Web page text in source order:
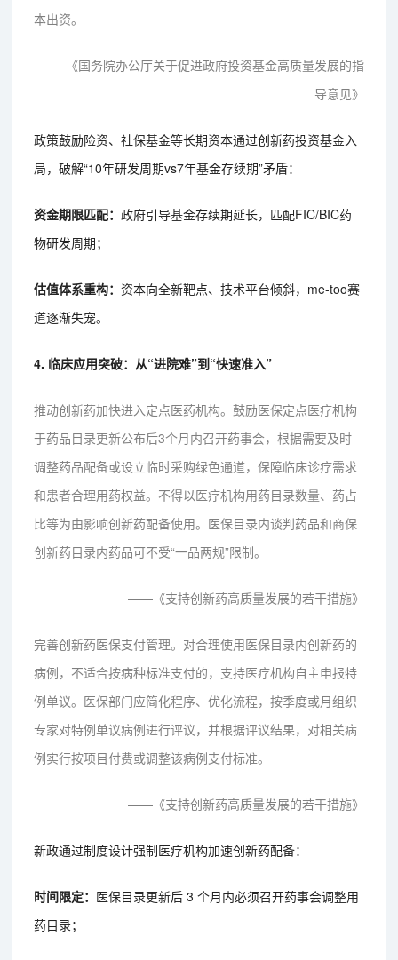
本出资。
——《国务院办公厅关于促进政府投资基金高质量发展的指
导意见》
政策鼓励险资、社保基金等长期资本通过创新药投资基金入
局，破解“10年研发周期vs7年基金存续期”矛盾：
资金期限匹配：政府引导基金存续期延长，匹配FIC/BIC药
物研发周期；
估值体系重构：资本向全新靶点、技术平台倾斜，me-too赛
道逐渐失宠。
4. 临床应用突破：从“进院难”到“快速准入”
推动创新药加快进入定点医药机构。鼓励医保定点医疗机构
于药品目录更新公布后3个月内召开药事会，根据需要及时
调整药品配备或设立临时采购绿色通道，保障临床诊疗需求
和患者合理用药权益。不得以医疗机构用药目录数量、药占
比等为由影响创新药配备使用。医保目录内谈判药品和商保
创新药目录内药品可不受“一品两规”限制。
——《支持创新药高质量发展的若干措施》
完善创新药医保支付管理。对合理使用医保目录内创新药的
病例，不适合按病种标准支付的，支持医疗机构自主申报特
例单议。医保部门应简化程序、优化流程，按季度或月组织
专家对特例单议病例进行评议，并根据评议结果，对相关病
例实行按项目付费或调整该病例支付标准。
——《支持创新药高质量发展的若干措施》
新政通过制度设计强制医疗机构加速创新药配备：
时间限定： 医保目录更新后 3 个月内必须召开药事会调整用
药目录；